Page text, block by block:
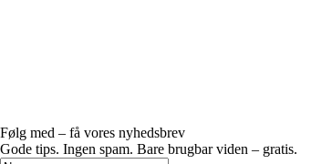
Følg med – få vores nyhedsbrev
Gode tips. Ingen spam. Bare brugbar viden – gratis.